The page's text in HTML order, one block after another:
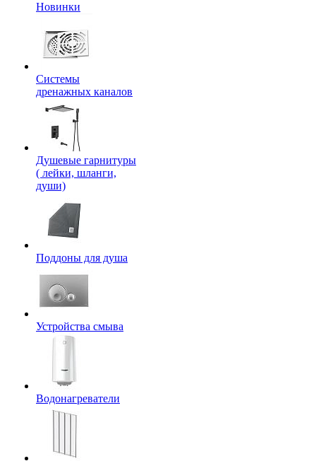
Новинки
Системы
дренажных каналов
Душевые гарнитуры
( лейки, шланги,
души)
Поддоны для душа
Устройства смыва
Водонагреватели